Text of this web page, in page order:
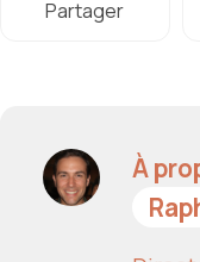
Partager
À